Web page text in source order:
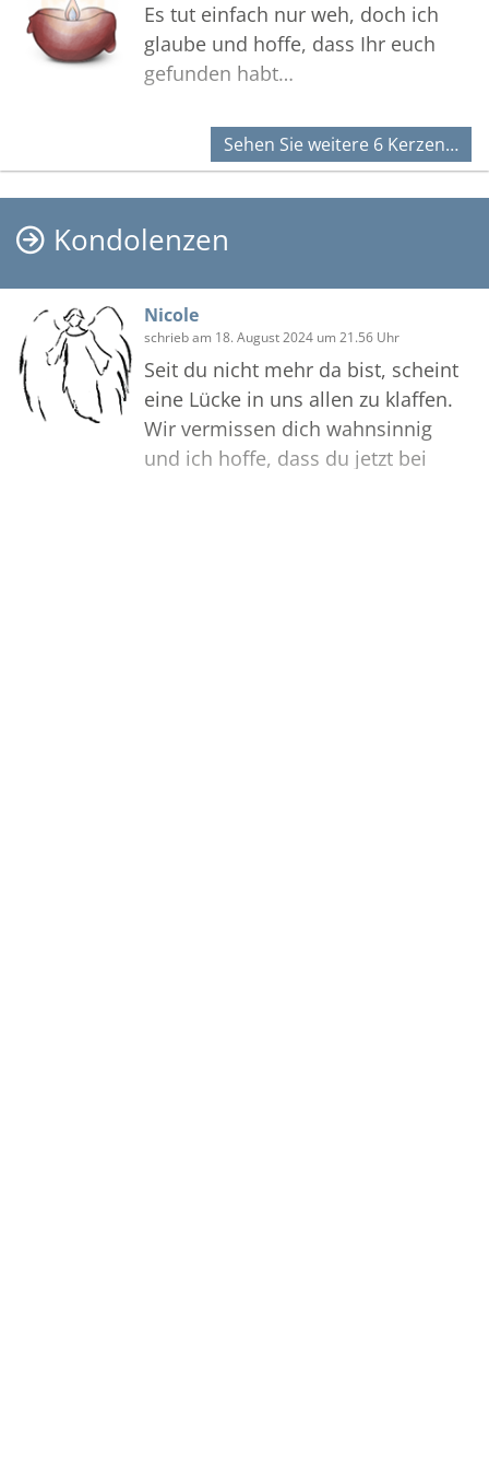
Es tut einfach nur weh, doch ich
glaube und hoffe, dass Ihr euch
gefunden habt…
Sehen Sie weitere 6 Kerzen…
Kondolenzen
Nicole
schrieb am 18. August 2024 um 21.56 Uhr
Seit du nicht mehr da bist, scheint
eine Lücke in uns allen zu klaffen.
Wir vermissen dich wahnsinnig
und ich hoffe, dass du jetzt bei